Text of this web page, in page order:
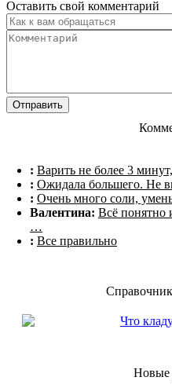
Оставить свой комментарий
: Варить не более 3
: Ожидала большего. Не
: Очень много соли,
Валентина: Всё понятно
…
: Все правильно
Что
Новые